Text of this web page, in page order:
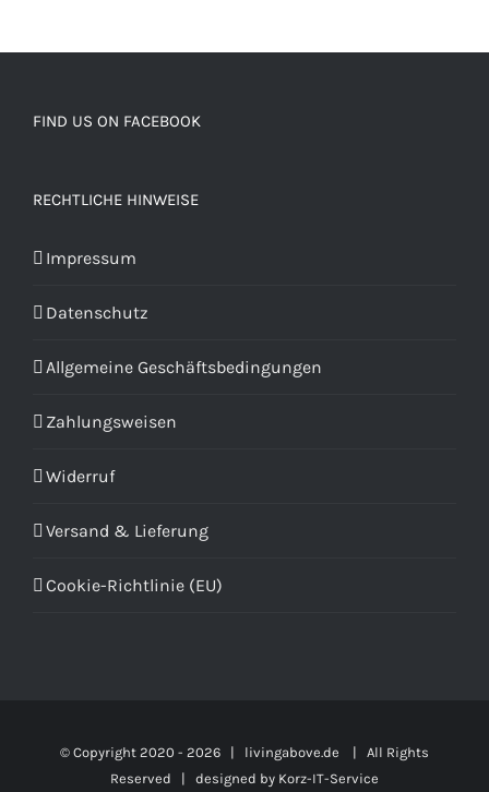
FIND US ON FACEBOOK
RECHTLICHE HINWEISE
Impressum
Datenschutz
Allgemeine Geschäftsbedingungen
Zahlungsweisen
Widerruf
Versand & Lieferung
Cookie-Richtlinie (EU)
© Copyright 2020 - 2026 | livingabove.de | All Rights
Reserved | designed by Korz-IT-Service